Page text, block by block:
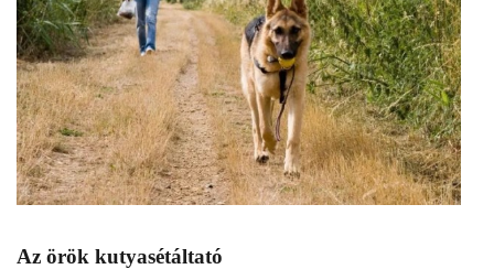
Az örök kutyasétáltató